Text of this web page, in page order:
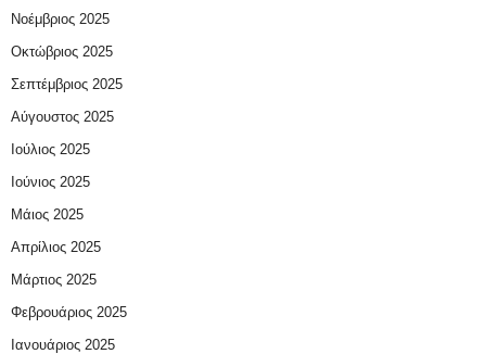
Νοέμβριος 2025
Οκτώβριος 2025
Σεπτέμβριος 2025
Αύγουστος 2025
Ιούλιος 2025
Ιούνιος 2025
Μάιος 2025
Απρίλιος 2025
Μάρτιος 2025
Φεβρουάριος 2025
Ιανουάριος 2025